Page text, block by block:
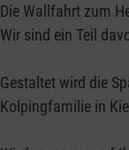
Die Wallfahrt zum
Wir sind ein Teil
Gestaltet wird die
Kolpingfamilie in